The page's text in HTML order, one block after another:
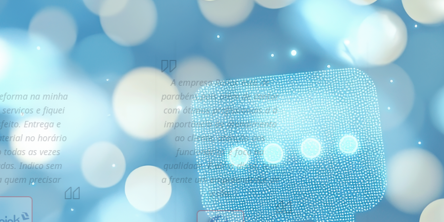
na minha
serviços e fiquei
Entrega e
no horário
as vezes
Indico sem
quem precisar
A empresa Railoc está de
parabéns,pois além de contar
com ótimos profissionais,d á
importância ao atendimento
ao cliente, atenção aos
funcionários e foco na
qualidade. E além disso, tem
a frente um empreendedor de
visão.